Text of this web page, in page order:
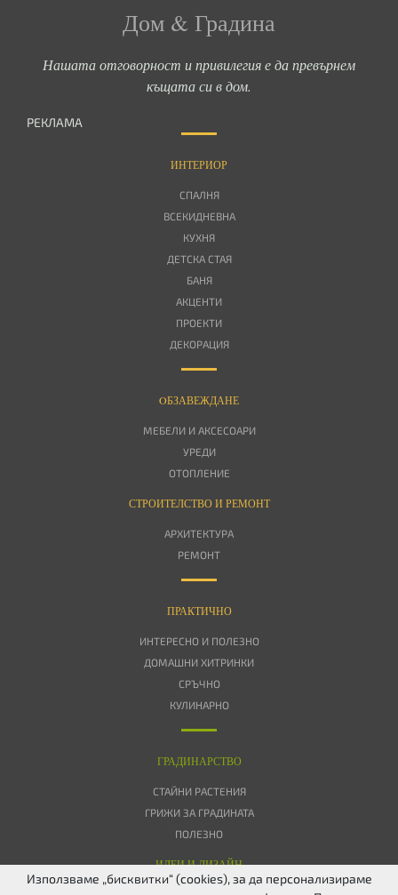
Дом & Градина
Нашата отговорност и привилегия е да превърнем
къщата си в дом.
РЕКЛАМА
ИНТЕРИОР
СПАЛНЯ
ВСЕКИДНЕВНА
КУХНЯ
ДЕТСКА СТАЯ
БАНЯ
АКЦЕНТИ
ПРОЕКТИ
ДЕКОРАЦИЯ
OБЗАВЕЖДАНЕ
МЕБЕЛИ И АКСЕСОАРИ
УРЕДИ
ОТОПЛЕНИЕ
СТРОИТЕЛСТВО И РЕМОНТ
АРХИТЕКТУРА
РЕМОНТ
ПРАКТИЧНО
ИНТЕРЕСНО И ПОЛЕЗНО
ДОМАШНИ ХИТРИНКИ
СРЪЧНО
КУЛИНАРНО
ГРАДИНАРСТВО
СТАЙНИ РАСТЕНИЯ
ГРИЖИ ЗА ГРАДИНАТА
ПОЛЕЗНО
ИДЕИ И ДИЗАЙН
Използваме „бисквитки“ (cookies), за да персонализираме